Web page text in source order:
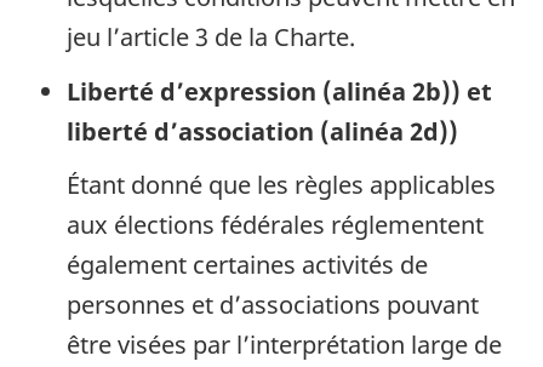
jeu l’article 3 de la Charte.
Liberté d’expression (alinéa 2b)) et
liberté d’association (alinéa 2d))
Étant donné que les règles applicables
aux élections fédérales réglementent
également certaines activités de
personnes et d’associations pouvant
être visées par l’interprétation large de